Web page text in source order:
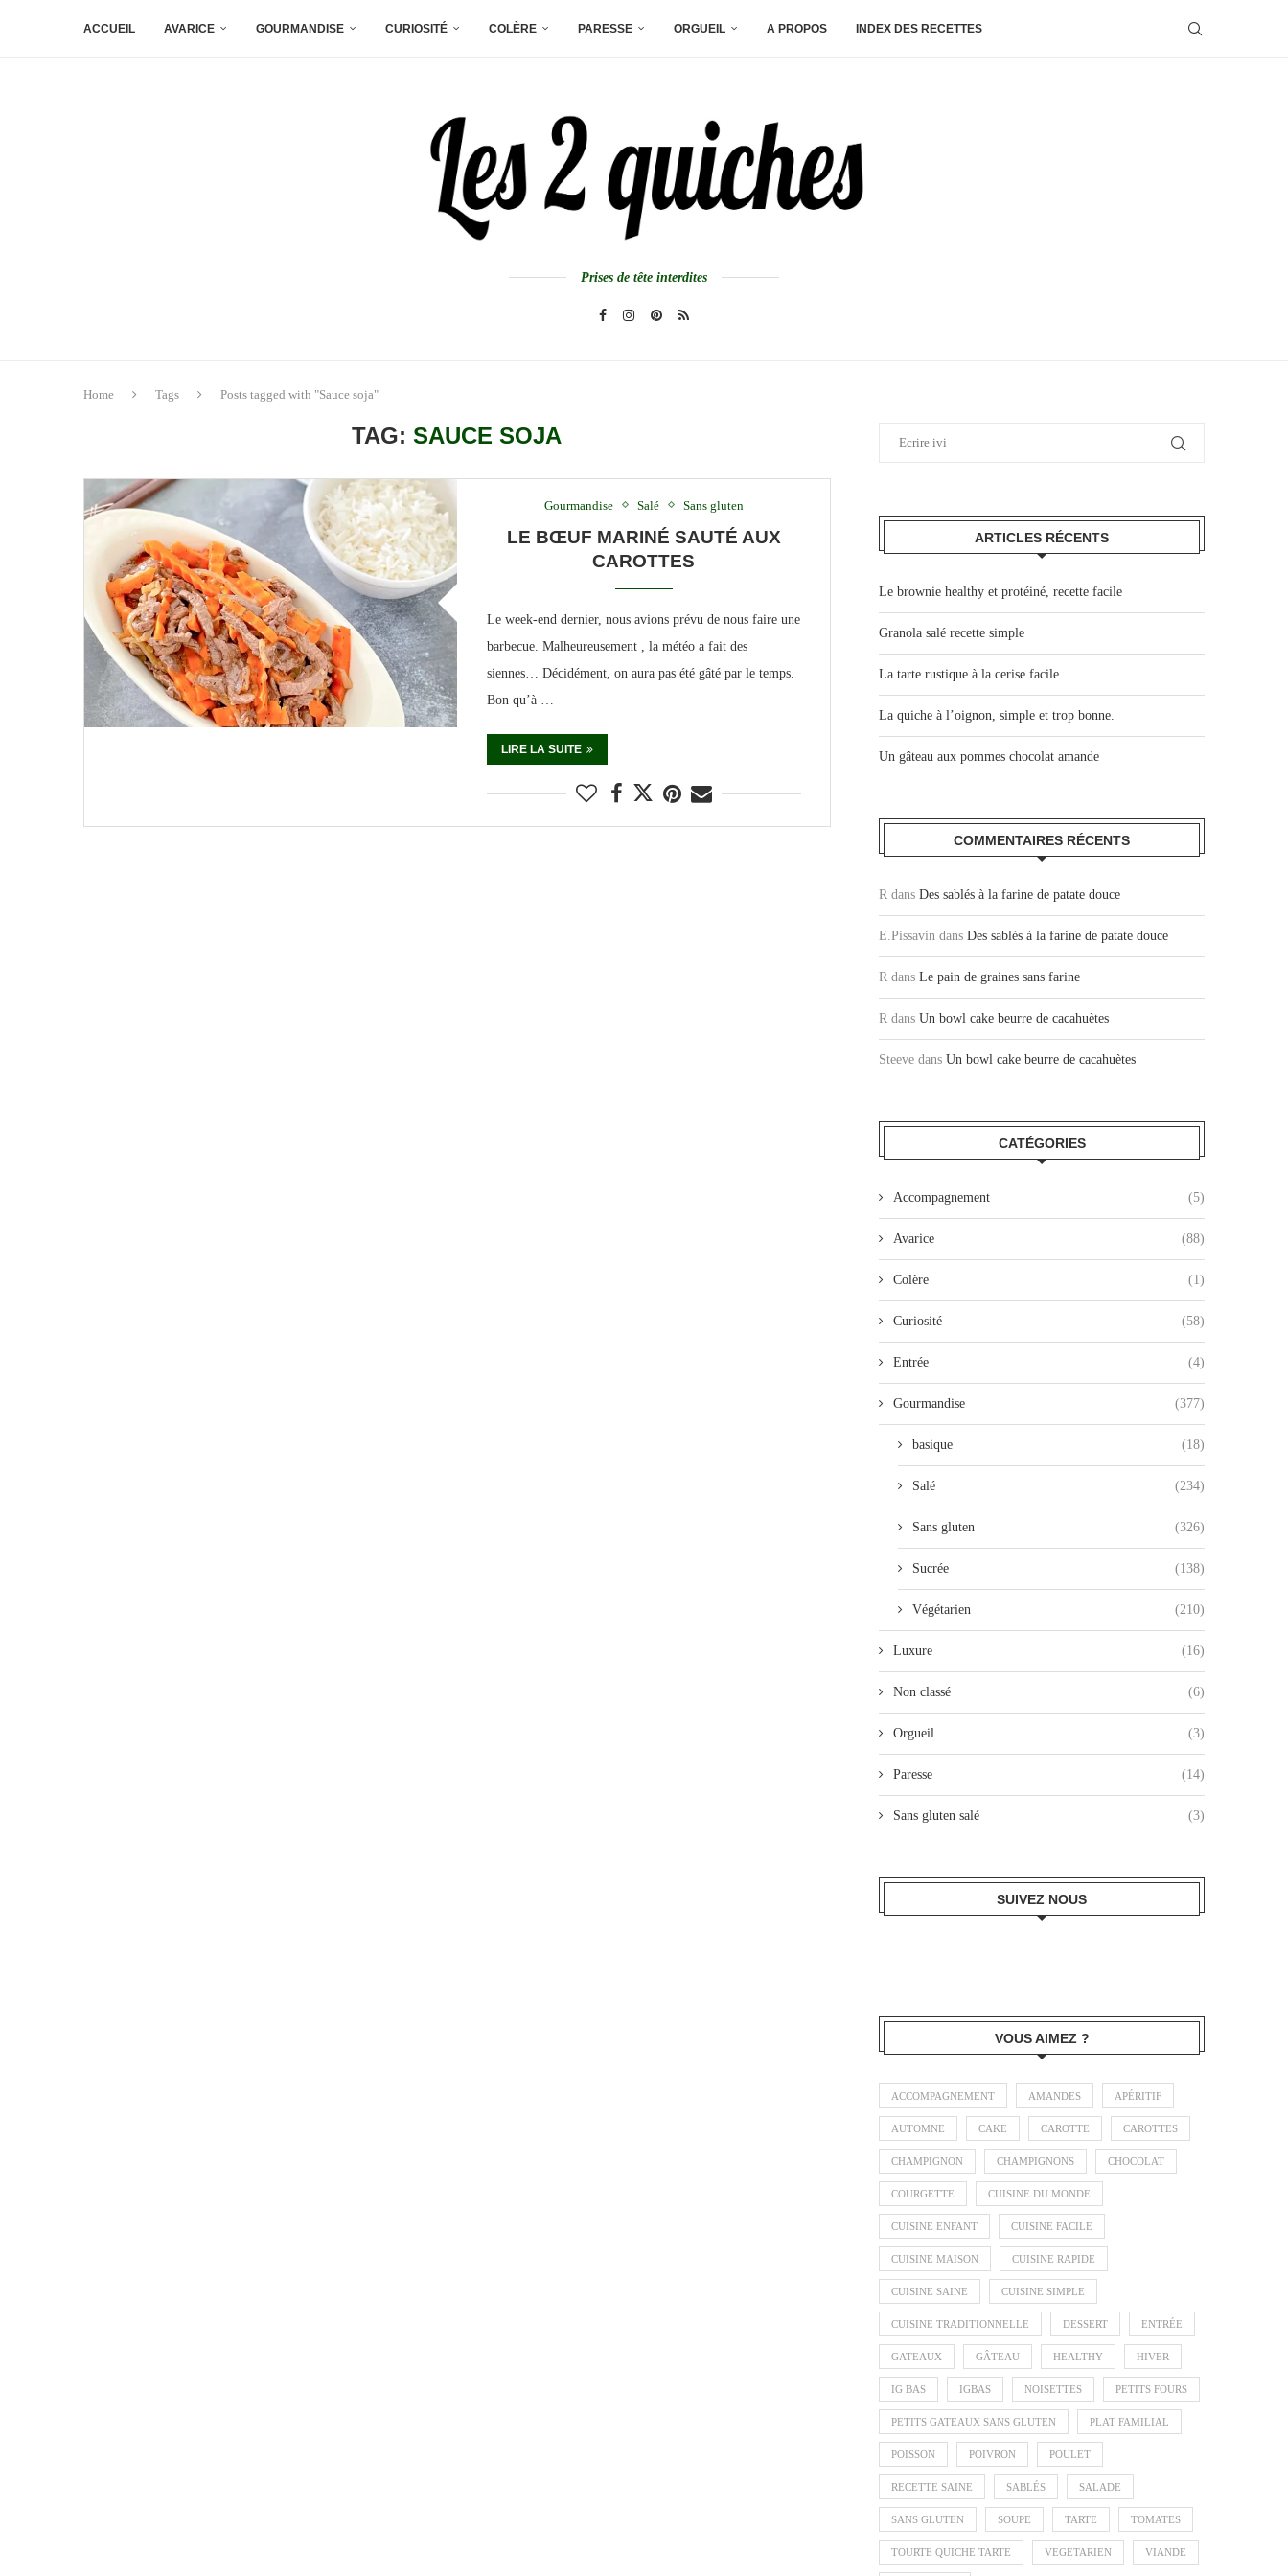
ACCUEIL AVARICE GOURMANDISE CURIOSITÉ COLÈRE PARESSE ORGUEIL A PROPOS INDEX DES RECETTES
Prises de tête interdites
Home Tags Posts tagged with "Sauce soja"
TAG:SAUCE SOJA
Gourmandise Salé Sans gluten
LE BŒUF MARINÉ SAUTÉ AUX
CAROTTES
Le week-end dernier, nous avions prévu de nous faire une
barbecue. Malheureusement , la météo a fait des
siennes… Décidément, on aura pas été gâté par le temps.
Bon qu’à …
LIRE LA SUITE
ARTICLES RÉCENTS
Le brownie healthy et protéiné, recette facile
Granola salé recette simple
La tarte rustique à la cerise facile
La quiche à l’oignon, simple et trop bonne.
Un gâteau aux pommes chocolat amande
COMMENTAIRES RÉCENTS
R dans Des sablés à la farine de patate douce
E.Pissavin dans Des sablés à la farine de patate douce
R dans Le pain de graines sans farine
R dans Un bowl cake beurre de cacahuètes
Steeve dans Un bowl cake beurre de cacahuètes
CATÉGORIES
Accompagnement (5)
Avarice (88)
Colère (1)
Curiosité (58)
Entrée (4)
Gourmandise (377)
basique (18)
Salé (234)
Sans gluten (326)
Sucrée (138)
Végétarien (210)
Luxure (16)
Non classé (6)
Orgueil (3)
Paresse (14)
Sans gluten salé (3)
SUIVEZ NOUS
VOUS AIMEZ ?
ACCOMPAGNEMENT AMANDES APÉRITIF
AUTOMNE CAKE CAROTTE CAROTTES
CHAMPIGNON CHAMPIGNONS CHOCOLAT
COURGETTE CUISINE DU MONDE
CUISINE ENFANT CUISINE FACILE
CUISINE MAISON CUISINE RAPIDE
CUISINE SAINE CUISINE SIMPLE
CUISINE TRADITIONNELLE DESSERT ENTRÉE
GATEAUX GÂTEAU HEALTHY HIVER
IG BAS IGBAS NOISETTES PETITS FOURS
PETITS GATEAUX SANS GLUTEN PLAT FAMILIAL
POISSON POIVRON POULET
RECETTE SAINE SABLÉS SALADE
SANS GLUTEN SOUPE TARTE TOMATES
TOURTE QUICHE TARTE VEGETARIEN VIANDE